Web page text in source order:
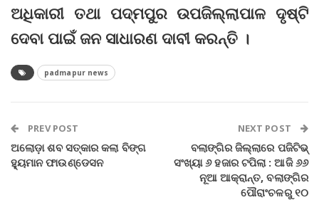
ଅଧିକାରୀ ତଥା ପଦ୍ମପୁର ଉପଜିଲ୍ଲାପାଳ ଦୃଷ୍ଟି
ଦେବା ପାଇଁ ଜନ ସାଧାରଣ ଦାବୀ କରନ୍ତି ।
padmapur news
PREV POST
ଅଲୋଡ଼ା ଶବ ସତ୍କାର କଲା ବିଙ୍ଗ
ହ୍ୟୁମାନ ଫାଉଣ୍ଡେସନ
NEXT POST
ବଲାଙ୍ଗିର ଜିଲ୍ଲାରେ ପଜିଟିଭ୍‌
ସଂଖ୍ୟା ୬ ହଜାର ଟପିଲା : ଆଜି ୬୬
ନୂଆ ଆକ୍ରାନ୍ତ, ବଲାଙ୍ଗିର
ପୌରାଂଚଳରୁ ୧୦